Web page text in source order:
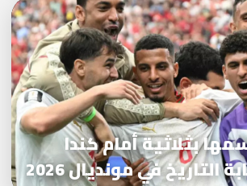
بثلاثية أمام كندا
التاريخ في مونديال 2026